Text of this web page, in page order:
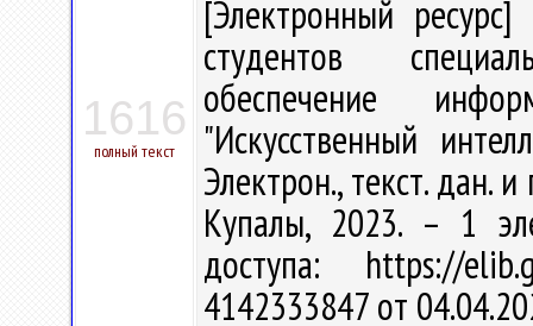
1616
полный текст
[Электронный
студентов
обеспечение
"Искусственный
Электрон., текст. дан.
Купалы, 2023. – 1
доступа: https://
4142333847 от